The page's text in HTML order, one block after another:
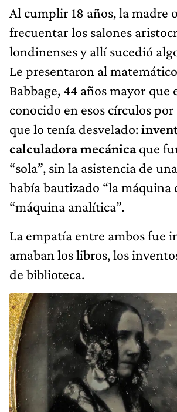
Al cumplir 18 años, la madre
frecuentar los salones
londinenses y allí sucedió
Le presentaron al
Babbage, 44 años mayor que
conocido en esos círculos
que lo tenía desvelado:
calculadora mecánicaque
“sola”, sin la asistencia de
había bautizado “la máquina
“máquina analítica”.
La empatía entre ambos fue
amaban los libros, los
de biblioteca.